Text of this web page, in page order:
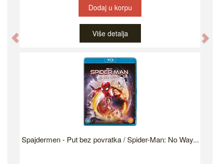
Dodaj u korpu
Više detalja
Spajdermen - Put bez povratka / Spider-Man: No Way...